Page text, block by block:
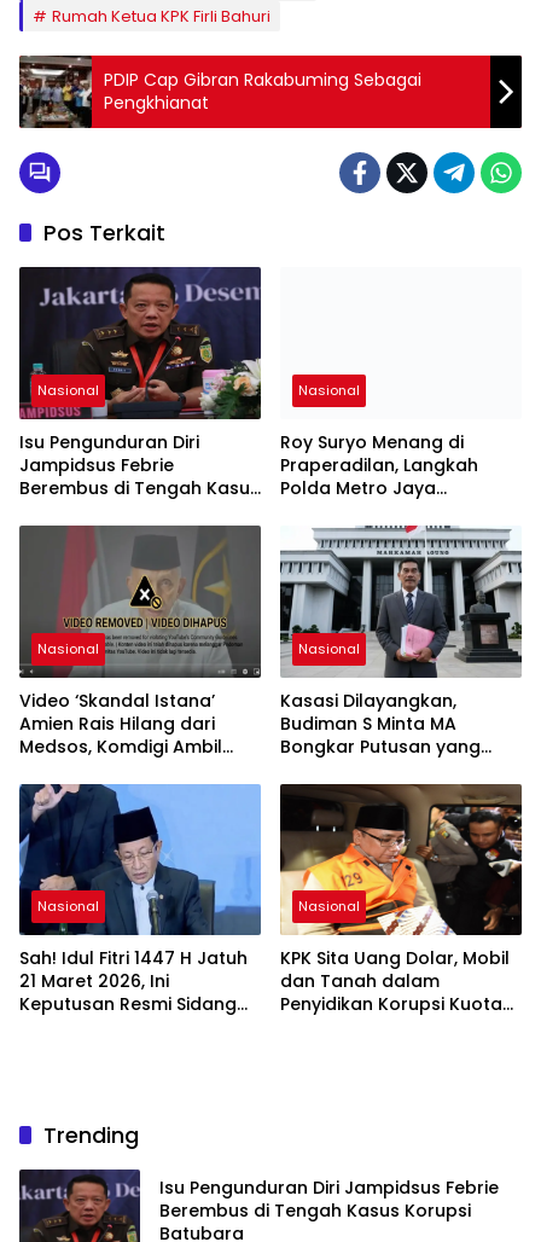
Rumah Ketua KPK Firli Bahuri
PDIP Cap Gibran Rakabuming Sebagai
Pengkhianat
Pos Terkait
Nasional
Isu Pengunduran Diri
Jampidsus Febrie
Berembus di Tengah Kasus
Nasional
Roy Suryo Menang di
Praperadilan, Langkah
Polda Metro Jaya
Nasional
Video ‘Skandal Istana’
Amien Rais Hilang dari
Medsos, Komdigi Ambil
Nasional
Kasasi Dilayangkan,
Budiman S Minta MA
Bongkar Putusan yang
Nasional
Sah! Idul Fitri 1447 H Jatuh
21 Maret 2026, Ini
Keputusan Resmi Sidang
Nasional
KPK Sita Uang Dolar, Mobil
dan Tanah dalam
Penyidikan Korupsi Kuota
Trending
Isu Pengunduran Diri Jampidsus Febrie
Berembus di Tengah Kasus Korupsi
Batubara